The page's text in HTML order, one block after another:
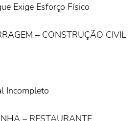
Exige Esforço Físico
– CONSTRUÇÃO CIVIL
Incompleto
– RESTAURANTE